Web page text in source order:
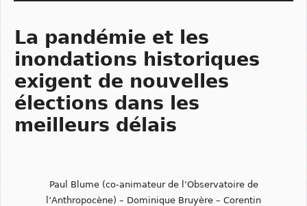
La pandémie et les
inondations historiques
exigent de nouvelles
élections dans les
meilleurs délais
Paul Blume (co-animateur de l’Observatoire de
l’Anthropocène) – Dominique Bruyère – Corentin